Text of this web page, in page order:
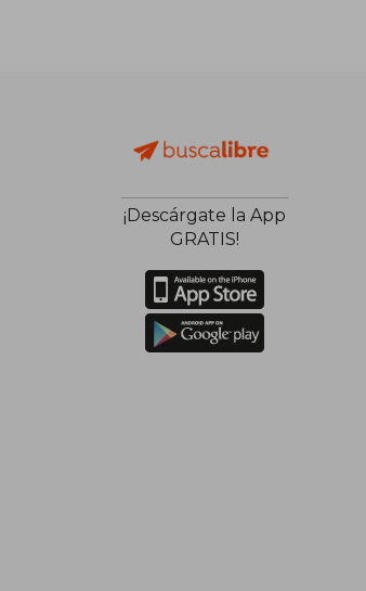
¡Descárgate la App
GRATIS!